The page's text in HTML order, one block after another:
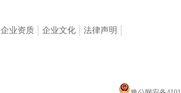
企业资质 企业文化 法律声明